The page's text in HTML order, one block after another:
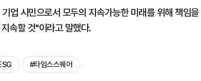
업 시민으로서 모두의 지속가능한 미래를 위해 책임을
속할 것"이라고 말했다.
#타임스스퀘어